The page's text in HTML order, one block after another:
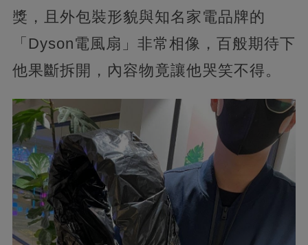
獎，且外包裝形貌與知名家電品牌的
「Dyson電風扇」非常相像，百般期待下
他果斷拆開，內容物竟讓他哭笑不得。